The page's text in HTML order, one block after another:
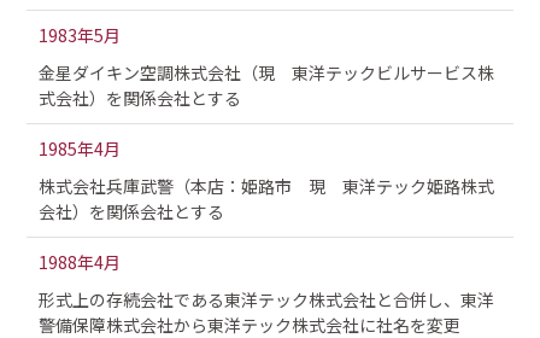
1983年5月
金星ダイキン空調株式会社（現 東洋テックビルサービス株
式会社）を関係会社とする
1985年4月
株式会社兵庫武警（本店：姫路市 現 東洋テック姫路株式
会社）を関係会社とする
1988年4月
形式上の存続会社である東洋テック株式会社と合併し、東洋
警備保障株式会社から東洋テック株式会社に社名を変更